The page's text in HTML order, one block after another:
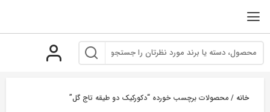
خانه / محصولات برچسب خورده “دکورکیک دو طیقه تاج گل”